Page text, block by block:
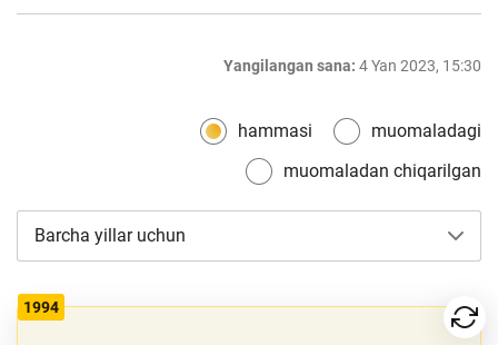
Yangilangan sana: 4 Yan 2023, 15:30
hammasi
muomaladagi
muomaladan chiqarilgan
Barcha yillar uchun
1994